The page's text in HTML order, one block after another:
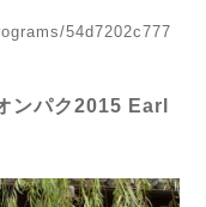
54d7202c777
パク2015 Earl